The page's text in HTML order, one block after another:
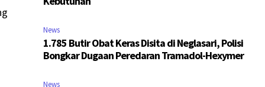
News
1.785 Butir Obat Keras Disita di Neglasari, Polisi
Bongkar Dugaan Peredaran Tramadol-Hexymer
News